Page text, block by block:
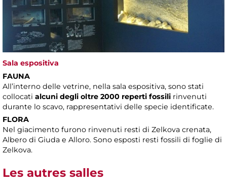
Sala espositiva
FAUNA
All’interno delle vetrine, nella sala espositiva, sono stati
collocati alcuni degli oltre 2000 reperti fossili rinvenuti
durante lo scavo, rappresentativi delle specie identificate.
FLORA
Nel giacimento furono rinvenuti resti di Zelkova crenata,
Albero di Giuda e Alloro. Sono esposti resti fossili di foglie di
Zelkova.
Les autres salles